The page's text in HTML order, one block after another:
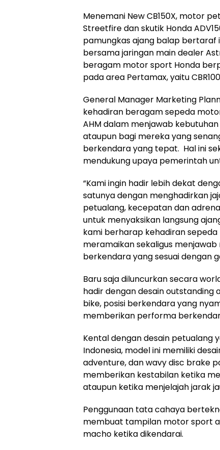
Menemani New CB150X, motor
Streetfire dan skutik Honda
pamungkas ajang balap bertaraf
bersama jaringan main dealer
beragam motor sport Honda
pada area Pertamax, yaitu
General Manager Marketing
kehadiran beragam sepeda
AHM dalam menjawab
ataupun bagi mereka yang
berkendara yang tepat. Hal ini
mendukung upaya pemerintah
“Kami ingin hadir lebih dekat
satunya dengan menghadirkan
petualang, kecepatan dan
untuk menyaksikan langsung
kami berharap kehadiran
meramaikan sekaligus
berkendara yang sesuai dengan
Baru saja diluncurkan secara
hadir dengan desain outstanding
bike, posisi berkendara yang
memberikan performa
Kental dengan desain petualang
Indonesia, model ini memiliki
adventure, dan wavy disc brake
memberikan kestabilan ketika
ataupun ketika menjelajah jarak
Penggunaan tata cahaya
membuat tampilan motor sport
macho ketika dikendarai.